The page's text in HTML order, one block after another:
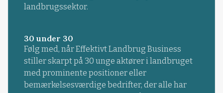
landbrugssektor.
30 under 30
Følg med, når Effektivt Landbrug Business
stiller skarpt på 30 unge aktører i landbruget
med prominente positioner eller
bemærkelsesværdige bedrifter, der alle har